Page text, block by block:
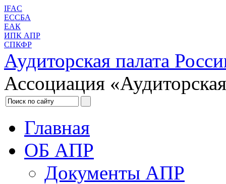
IFAC
ЕССБА
ЕАК
ИПК АПР
СПКФР
Аудиторская палата
Ассоциация
Главная
ОБ АПР
Документы АПР